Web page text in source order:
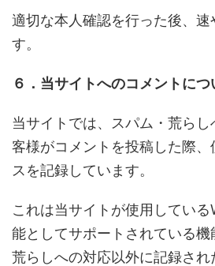
適切な本人確認を行った後、速
す。
６．当サイトへのコメントにつ
当サイトでは、スパム・荒ら
客様がコメントを投稿した際、
スを記録しています。
これは当サイトが使用してい
能としてサポートされている機
荒らしへの対応以外に記録され